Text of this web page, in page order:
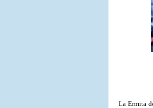
La Ermita